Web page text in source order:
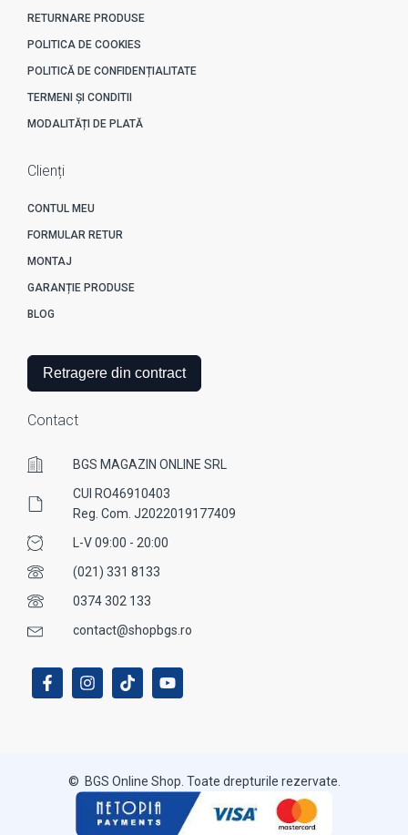
RETURNARE PRODUSE
POLITICA DE COOKIES
POLITICĂ DE CONFIDENȚIALITATE
TERMENI ȘI CONDITII
MODALITĂȚI DE PLATĂ
Clienți
CONTUL MEU
FORMULAR RETUR
MONTAJ
GARANȚIE PRODUSE
BLOG
Retragere din contract
Contact
BGS MAGAZIN ONLINE SRL
CUI RO46910403
Reg. Com. J2022019177409
L-V 09:00 - 20:00
(021) 331 8133
0374 302 133
contact@shopbgs.ro
© BGS Online Shop. Toate drepturile rezervate.